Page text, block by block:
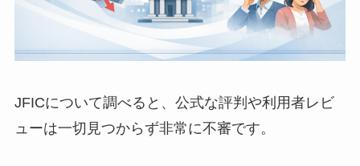
JFICについて調べると、公式な評判や利用者レビ
ューは一切見つからず非常に不審です。